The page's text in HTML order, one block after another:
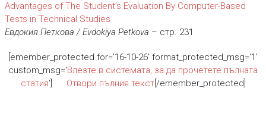
Advantages of The Student’s Evaluation By Computer-Based
Tests in Technical Studies
Евдокия Петкова / Evdokiya Petkova – стр. 231
[emember_protected for='16-10-26' format_protected_msg='1'
custom_msg='Влезте в системата, за да прочетете пълната
статия'] Отвори пълния текст[/emember_protected]